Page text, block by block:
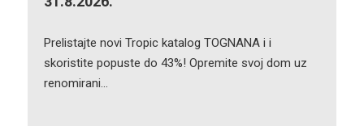
Prelistajte novi Tropic katalog TOGNANA i i
skoristite popuste do 43%! Opremite svoj dom uz
renomirani…